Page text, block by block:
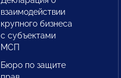
взаимодействии
крупного бизнеса
с субъектами
МСП
Бюро по защите